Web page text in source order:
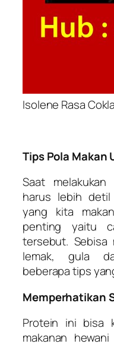
Isolene Rasa
Tips Pola
Saat
harus lebih detil
yang kita
penting yaitu
tersebut. Sebisa
lemak, gula
beberapa tips
Memperhatikan
Protein ini bisa
makanan